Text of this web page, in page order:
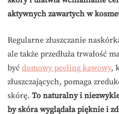
aktywnych zawartych w
Regularne złuszczanie
ale także przedłuża trwałość
być domowy peeling kawowy,
złuszczających, pomaga
skórę. To naturalny i
by skóra wyglądała pięknie i